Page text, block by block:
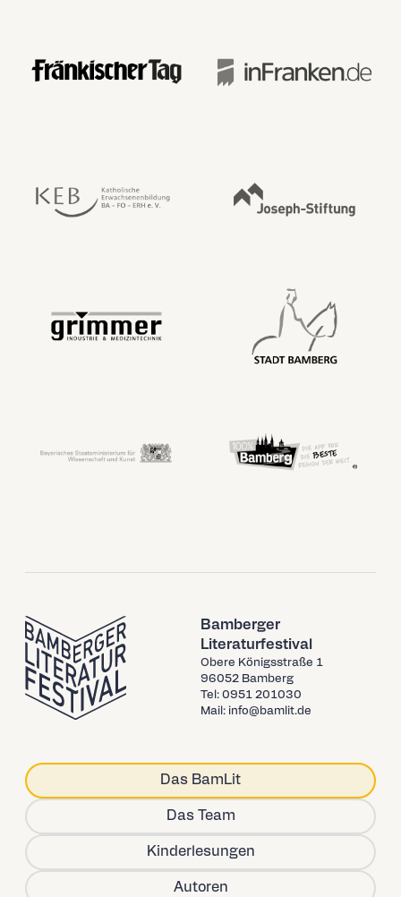
Bamberger
Literaturfestival
Obere Königsstraße 1
96052 Bamberg
Tel: 0951 201030
Mail: info@bamlit.de
Das BamLit
Das Team
Kinderlesungen
Autoren